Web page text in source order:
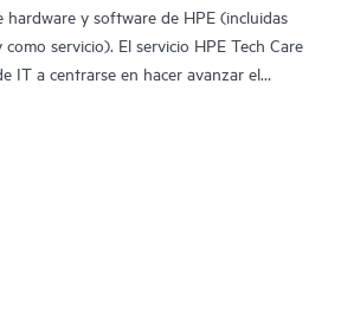
hardware y software de HPE (incluidas
como servicio). El servicio HPE Tech Care
IT a centrarse en hacer avanzar el
que dedicarse tan solo a reaccionar